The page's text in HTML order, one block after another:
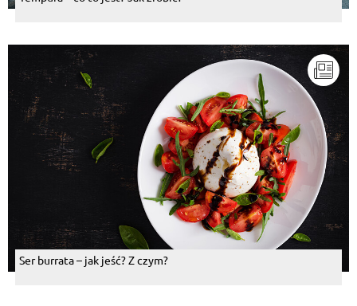
Ser burrata – jak jeść? Z czym?